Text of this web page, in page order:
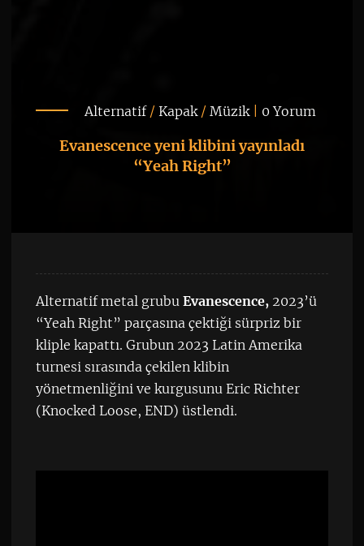
Alternatif/ Kapak/ Müzik| 0 Yorum
Evanescence yeni klibini yayınladı
“Yeah Right”
Alternatif metal grubu Evanescence, 2023’ü
“Yeah Right” parçasına çektiği sürpriz bir
kliple kapattı. Grubun 2023 Latin Amerika
turnesi sırasında çekilen klibin
yönetmenliğini ve kurgusunu Eric Richter
(Knocked Loose, END) üstlendi.